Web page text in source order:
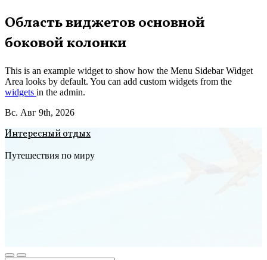
Перейти
к
содержимому
Область виджетов основной
боковой колонки
This is an example widget to show how the Menu Sidebar Widget
Area looks by default. You can add custom widgets from the
widgets in the admin.
Вс. Авг 9th, 2026
Интересный отдых
Путешествия по миру